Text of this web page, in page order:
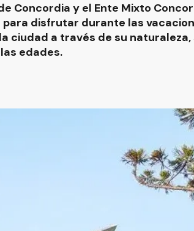
Concordia y el Ente Mixto
disfrutar durante las
a través de su naturaleza,
edades.